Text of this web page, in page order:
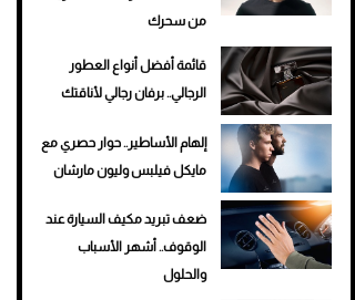
من سحرك
قائمة أفضل أنواع العطور
الرجالي.. برفان رجالي لأناقتك
إلهام الأساطير.. حوار حصري مع
مايكل فيلبس وليون مارشان
ضعف تبريد مكيف السيارة عند
الوقوف.. أشهر الأسباب
والحلول